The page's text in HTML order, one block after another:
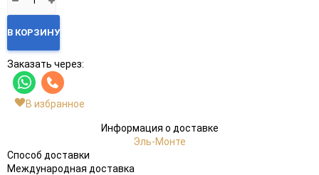
В КОРЗИНУ
Заказать через:
В избранное
Информация о доставке
Эль-Монте
Способ доставки
Международная доставка